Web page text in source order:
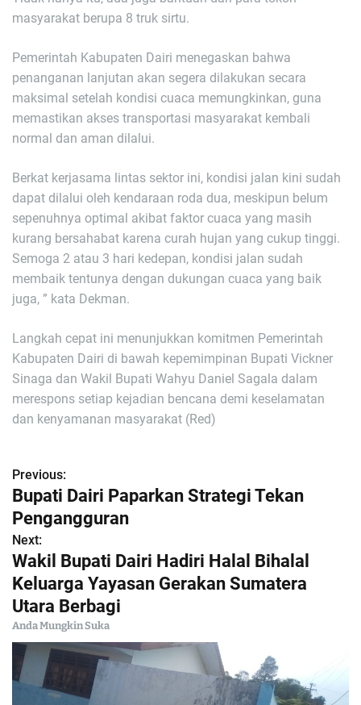
masyarakat berupa 8 truk sirtu.
Pemerintah Kabupaten Dairi menegaskan bahwa
penanganan lanjutan akan segera dilakukan secara
maksimal setelah kondisi cuaca memungkinkan, guna
memastikan akses transportasi masyarakat kembali
normal dan aman dilalui.
Berkat kerjasama lintas sektor ini, kondisi jalan kini sudah
dapat dilalui oleh kendaraan roda dua, meskipun belum
sepenuhnya optimal akibat faktor cuaca yang masih
kurang bersahabat karena curah hujan yang cukup tinggi.
Semoga 2 atau 3 hari kedepan, kondisi jalan sudah
membaik tentunya dengan dukungan cuaca yang baik
juga, ” kata Dekman.
Langkah cepat ini menunjukkan komitmen Pemerintah
Kabupaten Dairi di bawah kepemimpinan Bupati Vickner
Sinaga dan Wakil Bupati Wahyu Daniel Sagala dalam
merespons setiap kejadian bencana demi keselamatan
dan kenyamanan masyarakat (Red)
N
a
v
i
g
s
Previous:
Bupati Dairi Paparkan Strategi Tekan
Pengangguran
Next:
Wakil Bupati Dairi Hadiri Halal Bihalal
Keluarga Yayasan Gerakan Sumatera
Utara Berbagi
Anda Mungkin Suka